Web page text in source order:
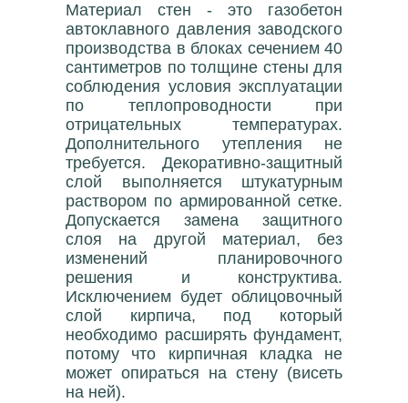
Материал стен - это газобетон
автоклавного давления заводского
производства в блоках сечением 40
сантиметров по толщине стены для
соблюдения условия эксплуатации
по теплопроводности при
отрицательных температурах.
Дополнительного утепления не
требуется. Декоративно-защитный
слой выполняется штукатурным
раствором по армированной сетке.
Допускается замена защитного
слоя на другой материал, без
изменений планировочного
решения и конструктива.
Исключением будет облицовочный
слой кирпича, под который
необходимо расширять фундамент,
потому что кирпичная кладка не
может опираться на стену (висеть
на ней).